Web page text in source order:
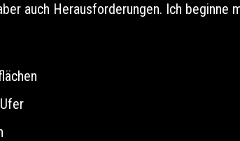
auch Herausforderungen. Ich beginne